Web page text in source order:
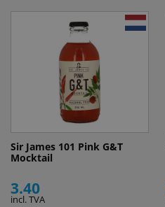
Sir James 101 Pink G&T
Mocktail
3.40
incl. TVA